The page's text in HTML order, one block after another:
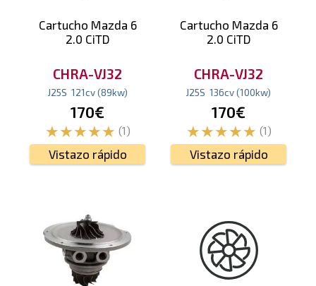
Cartucho Mazda 6
2.0 CiTD
CHRA-VJ32
J25S 121cv (89kw)
170€
(1)
Vistazo rápido
Cartucho Mazda 6
2.0 CiTD
CHRA-VJ32
J25S 136cv(100kw)
170€
(1)
Vistazo rápido